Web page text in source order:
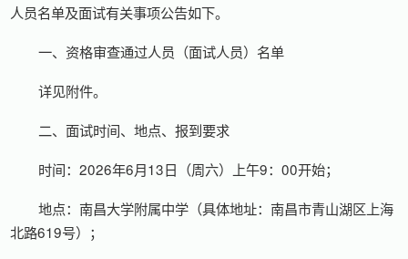
人员名单及面试有关事项公告如下。
一、资格审查通过人员（面试人员）名单
详见附件。
二、面试时间、地点、报到要求
时间：2026年6月13日（周六）上午9：00开始；
地点：南昌大学附属中学（具体地址：南昌市青山湖区上海
北路619号）；